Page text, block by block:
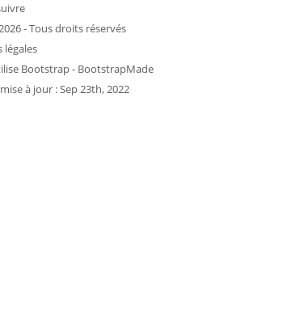
- Tous droits réservés
légales
Bootstrap- BootstrapMade
à jour : Sep 23th, 2022